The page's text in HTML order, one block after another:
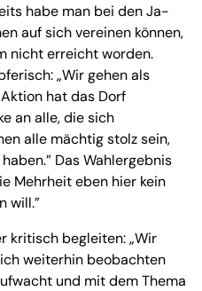
habe man bei den Ja-
auf sich vereinen können,
nicht erreicht worden.
„Wir gehen als
hat das Dorf
an alle, die sich
alle mächtig stolz sein,
Das Wahlergebnis
Mehrheit eben hier kein
will.”
kritisch begleiten: „Wir
weiterhin beobachten
und mit dem Thema